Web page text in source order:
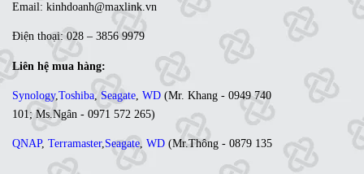
Email: kinhdoanh@maxlink.vn
Điện thoại: 028 – 3856 9979
Liên hệ mua hàng:
Synology,Toshiba, Seagate, WD (Mr. Khang - 0949 740
101; Ms.Ngân - 0971 572 265)
QNAP, Terramaster,Seagate, WD (Mr.Thông - 0879 135
Ms. Lan Anh - 0984 441 810)